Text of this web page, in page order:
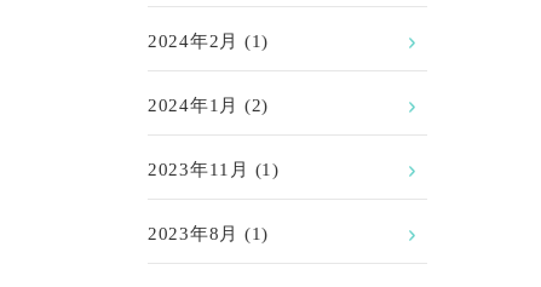
2024年2月 (1)
2024年1月 (2)
2023年11月 (1)
2023年8月 (1)